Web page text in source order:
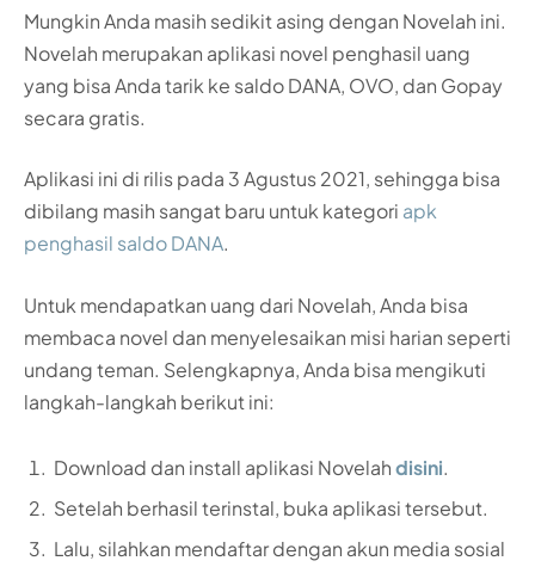
Mungkin Anda masih sedikit asing dengan Novelah ini.
Novelah merupakan aplikasi novel penghasil uang
yang bisa Anda tarik ke saldo DANA, OVO, dan Gopay
secara gratis.
Aplikasi ini di rilis pada 3 Agustus 2021, sehingga bisa
dibilang masih sangat baru untuk kategori apk
penghasil saldo DANA.
Untuk mendapatkan uang dari Novelah, Anda bisa
membaca novel dan menyelesaikan misi harian seperti
undang teman. Selengkapnya, Anda bisa mengikuti
langkah-langkah berikut ini:
Download dan install aplikasi Novelahdisini.
Setelah berhasil terinstal, buka aplikasi tersebut.
Lalu, silahkan mendaftar dengan akun media sosial